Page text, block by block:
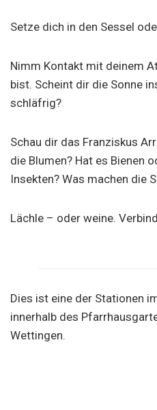
Setze dich in den Sessel
Nimm Kontakt mit deinem
bist. Scheint dir die Sonne
schläfrig?
Schau dir das Franziskus
die Blumen? Hat es Bienen
Insekten? Was machen die
Lächle – oder weine.
Dies ist eine der Stationen
innerhalb des
Wettingen.